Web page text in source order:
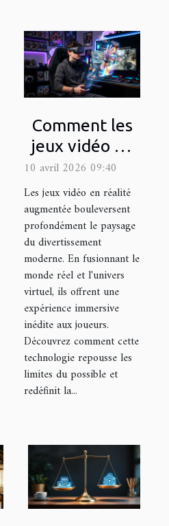
Comment les
jeux vidéo en
réalité
augmentée
transforment-
ils le
divertissement
?
10 avril 2026 09:40
Les jeux vidéo en réalité
augmentée bouleversent
profondément le paysage
du divertissement
moderne. En fusionnant le
monde réel et l'univers
virtuel, ils offrent une
expérience immersive
inédite aux joueurs.
Découvrez comment cette
technologie repousse les
limites du possible et
redéfinit la...